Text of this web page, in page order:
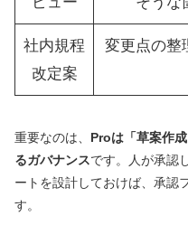
社内規程
改定案
変更点の整
重要なのは、 Proは「草案作
るガバナンスです。人が承認
ートを設計しておけば、承認
す。